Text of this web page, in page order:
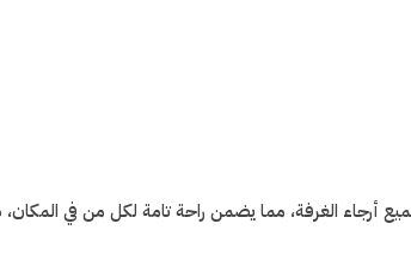
أرجاء الغرفة، مما يضمن راحة تامة لكل من في